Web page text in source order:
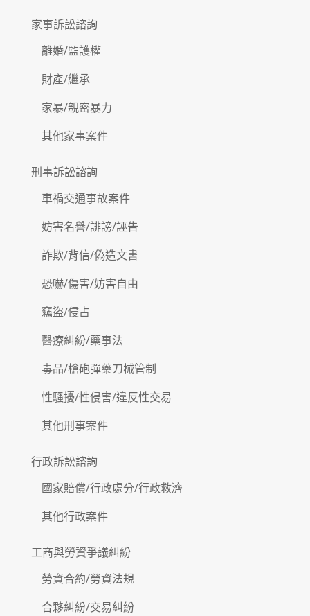
家事訴訟諮詢
離婚/監護權
財產/繼承
家暴/親密暴力
其他家事案件
刑事訴訟諮詢
車禍交通事故案件
妨害名譽/誹謗/誣告
詐欺/背信/偽造文書
恐嚇/傷害/妨害自由
竊盜/侵占
醫療糾紛/藥事法
毒品/槍砲彈藥刀械管制
性騷擾/性侵害/違反性交易
其他刑事案件
行政訴訟諮詢
國家賠償/行政處分/行政救濟
其他行政案件
工商與勞資爭議糾紛
勞資合約/勞資法規
合夥糾紛/交易糾紛